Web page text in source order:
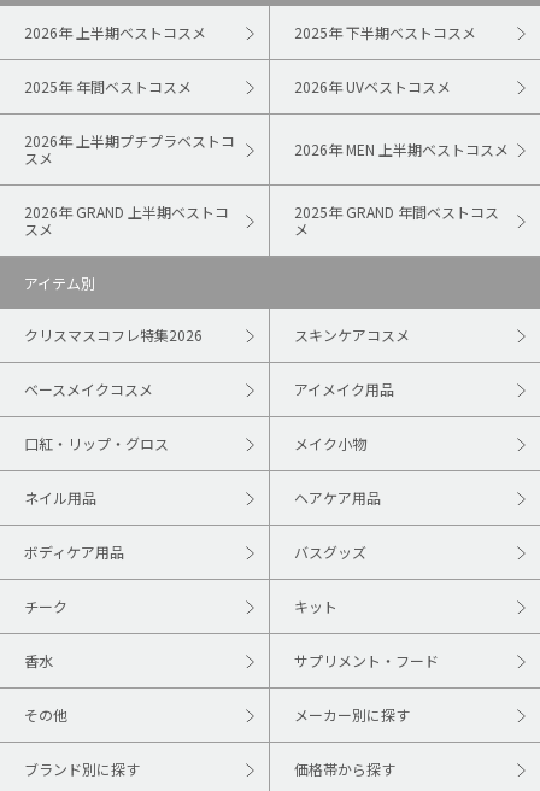
2026年 上半期ベストコスメ 2025年 下半期ベストコスメ
2025年 年間ベストコスメ 2026年 UVベストコスメ
2026年 上半期プチプラベストコ
スメ
2026年 MEN 上半期ベストコスメ
2026年 GRAND 上半期ベストコ
スメ
2025年 GRAND 年間ベストコス
メ
アイテム別
クリスマスコフレ特集2026 スキンケアコスメ
ベースメイクコスメ アイメイク用品
口紅・リップ・グロス メイク小物
ネイル用品 ヘアケア用品
ボディケア用品 バスグッズ
チーク キット
香水 サプリメント・フード
その他 メーカー別に探す
ブランド別に探す 価格帯から探す